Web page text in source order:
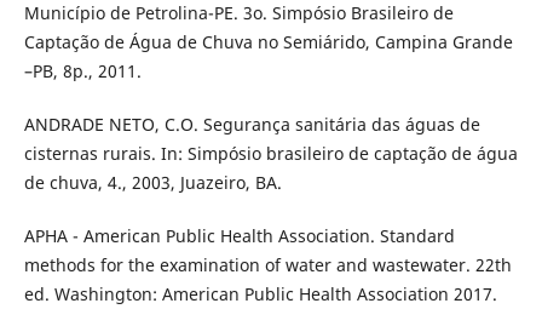
Município de Petrolina-PE. 3o. Simpósio Brasileiro de
Captação de Água de Chuva no Semiárido, Campina Grande
–PB, 8p., 2011.
ANDRADE NETO, C.O. Segurança sanitária das águas de
cisternas rurais. In: Simpósio brasileiro de captação de água
de chuva, 4., 2003, Juazeiro, BA.
APHA - American Public Health Association. Standard
methods for the examination of water and wastewater. 22th
ed. Washington: American Public Health Association 2017.